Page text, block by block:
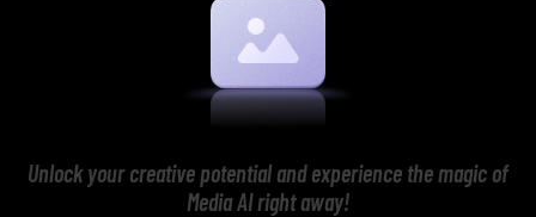
Unlock your creative potential and experience the magic of
Media AI right away!